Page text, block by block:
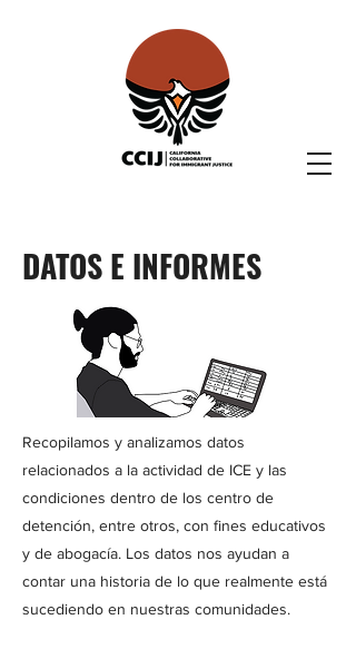
DATOS E INFORMES
Recopilamos y analizamos datos
relacionados a la actividad de ICE y las
condiciones dentro de los centro de
detención, entre otros, con fines educativos
y de abogacía. Los datos nos ayudan a
contar una historia de lo que realmente está
sucediendo en nuestras comunidades.